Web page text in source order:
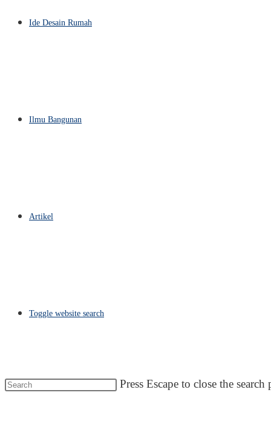
Ide Desain Rumah
Ilmu Bangunan
Artikel
Toggle website search
Press Escape to close the search